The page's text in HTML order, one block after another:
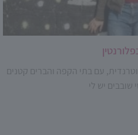
עם בתי הקפה והברים קטנים
שובבים יש לי